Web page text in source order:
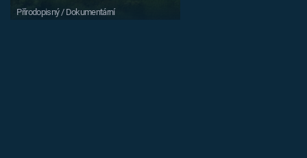
Přírodopisný / Dokumentární